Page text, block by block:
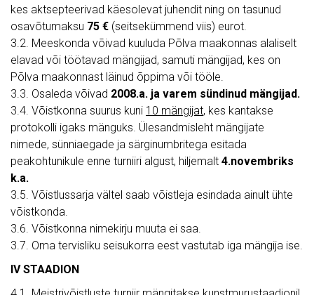
kes aktsepteerivad käesolevat juhendit ning on tasunud
osavõtumaksu 75 € (seitsekümmend viis) eurot.
3.2. Meeskonda võivad kuuluda Põlva maakonnas alaliselt
elavad või töötavad mängijad, samuti mängijad, kes on
Põlva maakonnast läinud õppima või tööle.
3.3. Osaleda võivad 2008.a. ja varem sündinud mängijad.
3.4. Võistkonna suurus kuni 10 mängijat, kes kantakse
protokolli igaks mänguks. Ülesandmisleht mängijate
nimede, sünniaegade ja särginumbritega esitada
peakohtunikule enne turniiri algust, hiljemalt 4.novembriks
k.a.
3.5. Võistlussarja vältel saab võistleja esindada ainult ühte
võistkonda.
3.6. Võistkonna nimekirju muuta ei saa.
3.7. Oma tervisliku seisukorra eest vastutab iga mängija ise.
IV STAADION